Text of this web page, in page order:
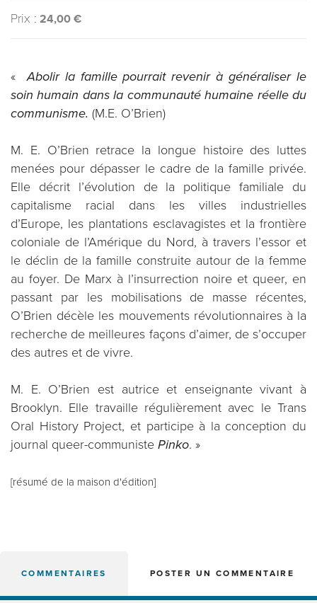
Prix : 24,00 €
«Abolir la famille pourrait revenir à généraliser le
soin humain dans la communauté humaine réelle du
communisme. (M.E. O’Brien)
M. E. O’Brien retrace la longue histoire des luttes
menées pour dépasser le cadre de la famille privée.
Elle décrit l’évolution de la politique familiale du
capitalisme racial dans les villes industrielles
d’Europe, les plantations esclavagistes et la frontière
coloniale de l’Amérique du Nord, à travers l’essor et
le déclin de la famille construite autour de la femme
au foyer. De Marx à l’insurrection noire et queer, en
passant par les mobilisations de masse récentes,
O’Brien décèle les mouvements révolutionnaires à la
recherche de meilleures façons d’aimer, de s’occuper
des autres et de vivre.
M. E. O’Brien est autrice et enseignante vivant à
Brooklyn. Elle travaille régulièrement avec le Trans
Oral History Project, et participe à la conception du
journal queer-communiste Pinko. »
[résumé de la maison d'édition]
COMMENTAIRES POSTER UN COMMENTAIRE